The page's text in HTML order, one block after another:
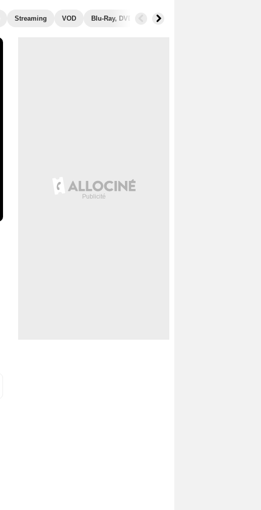
Streaming VOD Blu-Ray, DVD Photos